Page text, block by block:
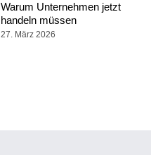
Warum Unternehmen jetzt
handeln müssen
27. März 2026